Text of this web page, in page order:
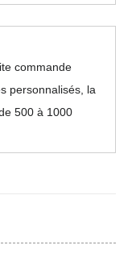
commande
personnalisés, la
500 à 1000